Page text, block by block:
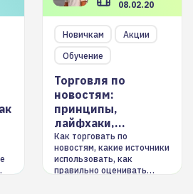
08.02.20
Новичкам
Акции
Обучение
Торговля по
новостям:
принципы,
лайфхаки,
инструменты
Как торговать по
новостям, какие источники
использовать, как
правильно оценивать